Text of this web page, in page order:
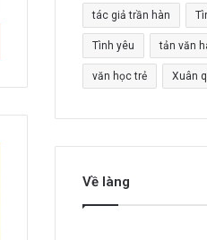
tác giả trần hàn
Tình yêu tản văn
văn học trẻ Xuân
Về làng